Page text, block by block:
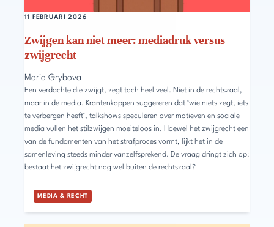
Zwijgen kan niet meer: mediadruk versus
zwijgrecht
11 FEBRUARI 2026
Maria Grybova
Een verdachte die zwijgt, zegt toch heel veel. Niet in de rechtszaal,
maar in de media. Krantenkoppen suggereren dat ‘wie niets zegt, iets
te verbergen heeft’, talkshows speculeren over motieven en sociale
media vullen het stilzwijgen moeiteloos in. Hoewel het zwijgrecht een
van de fundamenten van het strafproces vormt, lijkt het in de
samenleving steeds minder vanzelfsprekend. De vraag dringt zich op:
bestaat het zwijgrecht nog wel buiten de rechtszaal?
MEDIA & RECHT